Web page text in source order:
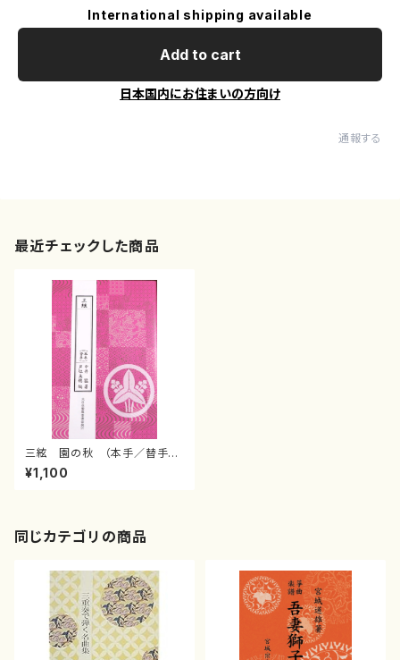
International shipping available
Add to cart
日本国内にお住まいの方向け
通報する
最近チェックした商品
三絃 園の秋 （本手／替手）
(三絃２（本手・替手）/芦垣美穂/
楽譜）
¥1,100
同じカテゴリの商品